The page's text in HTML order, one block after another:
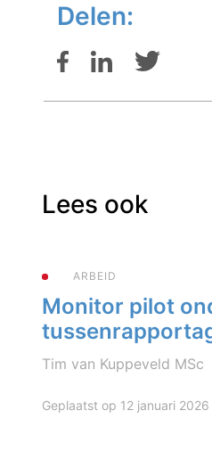
Delen:
Lees ook
ARBEID
Monitor pilot
Tim van Kuppeveld MSc
Geplaatst op 12 januari 2026